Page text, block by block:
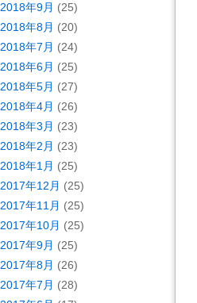
2018年9月 (25)
2018年8月 (20)
2018年7月 (24)
2018年6月 (25)
2018年5月 (27)
2018年4月 (26)
2018年3月 (23)
2018年2月 (23)
2018年1月 (25)
2017年12月 (25)
2017年11月 (25)
2017年10月 (25)
2017年9月 (25)
2017年8月 (26)
2017年7月 (28)